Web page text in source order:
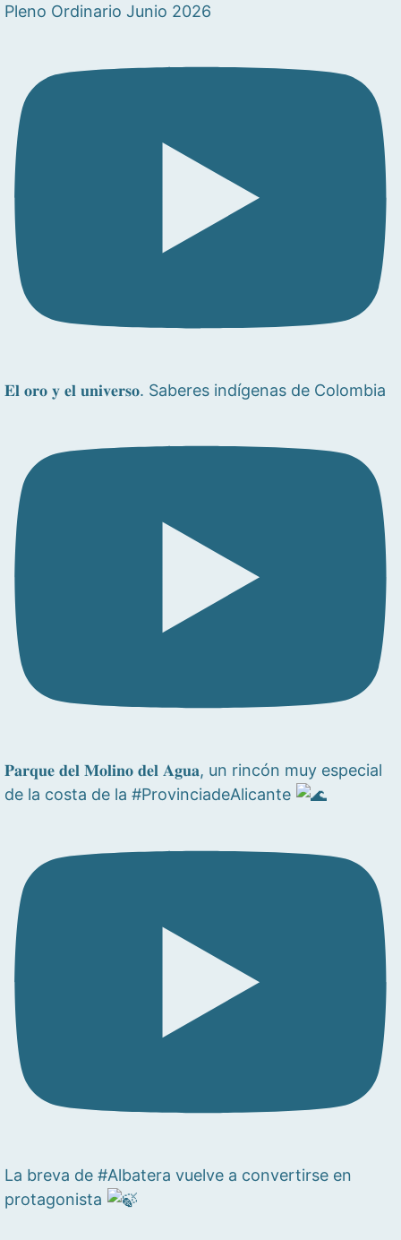
Pleno Ordinario Junio 2026
𝐄𝐥 𝐨𝐫𝐨 𝐲 𝐞𝐥 𝐮𝐧𝐢𝐯𝐞𝐫𝐬𝐨. Saberes indígenas de Colombia
𝐏𝐚𝐫𝐪𝐮𝐞 𝐝𝐞𝐥 𝐌𝐨𝐥𝐢𝐧𝐨 𝐝𝐞𝐥 𝐀𝐠𝐮𝐚, un rincón muy especial
de la costa de la #ProvinciadeAlicante
La breva de #Albatera vuelve a convertirse en
protagonista